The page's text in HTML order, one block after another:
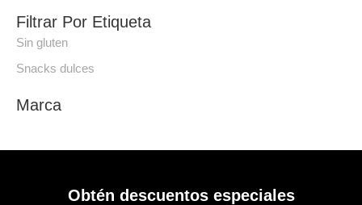
Filtrar Por Etiqueta
Sin gluten
Snacks dulces
Marca
Obtén descuentos especiales